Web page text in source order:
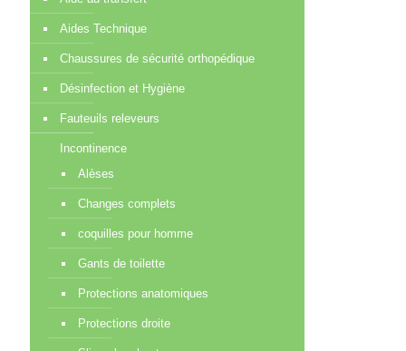
Aides Technique
Chaussures de sécurité orthopédique
Désinfection et Hygiène
Fauteuils releveurs
Incontinence
Alèses
Changes complets
coquilles pour homme
Gants de toilette
Protections anatomiques
Protections droite